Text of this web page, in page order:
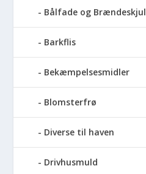
Bålfade og Brændeskjul
Barkflis
Bekæmpelsesmidler
Blomsterfrø
Diverse til haven
Drivhusmuld